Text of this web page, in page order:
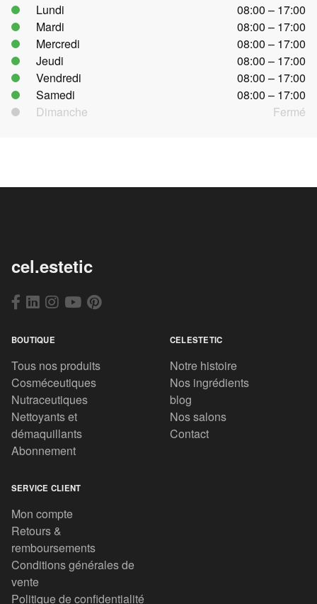
Lundi
08:00 – 17:00
Mardi
08:00 – 17:00
Mercredi
08:00 – 17:00
Jeudi
08:00 – 17:00
Vendredi
08:00 – 17:00
Samedi
08:00 – 17:00
Dimanche
Fermé
cel.estetic
BOUTIQUE
Tous nos produits
Cosméceutiques
Nutraceutiques
Nettoyants et
démaquillants
Abonnement
CELESTETIC
Notre histoire
Nos ingrédients
blog
Nos salons
Contact
SERVICE CLIENT
Mon compte
Retours &
remboursements
Conditions générales de
vente
Politique de confidentialité